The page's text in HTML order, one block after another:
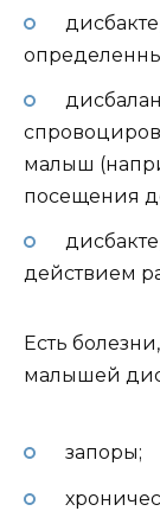
малыш
посещения
действием
Есть
малышей
запоры;